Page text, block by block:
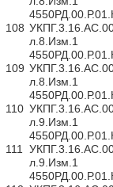
108
л.8.Изм.1
109
л.8.Изм.1
110
л.9.Изм.1
111
л.9.Изм.1